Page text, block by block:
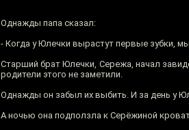
Однажды папа сказал:
- Когда у Юлечки вырастут первые зубки,
Старший брат Юлечки, Сережа, начал
родители этого не заметили.
Однажды он забыл их выбить. И за день у
А ночью она подползла к Серёжиной